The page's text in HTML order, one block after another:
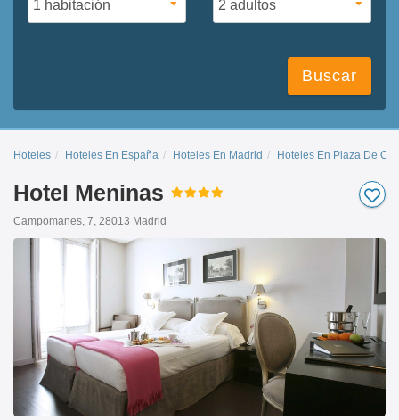
Buscar
Hoteles Hoteles En España Hoteles En Madrid Hoteles En Plaza De
Hotel Meninas
Campomanes, 7, 28013 Madrid